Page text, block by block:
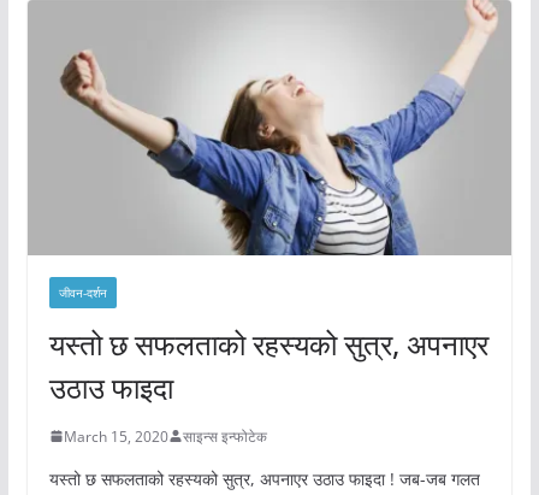
जीवन-दर्शन
यस्तो छ सफलताको रहस्यको सुत्र, अपनाएर
उठाउ फाइदा
March 15, 2020 साइन्स इन्फोटेक
यस्तो छ सफलताको रहस्यको सुत्र, अपनाएर उठाउ फाइदा ! जब-जब गलत